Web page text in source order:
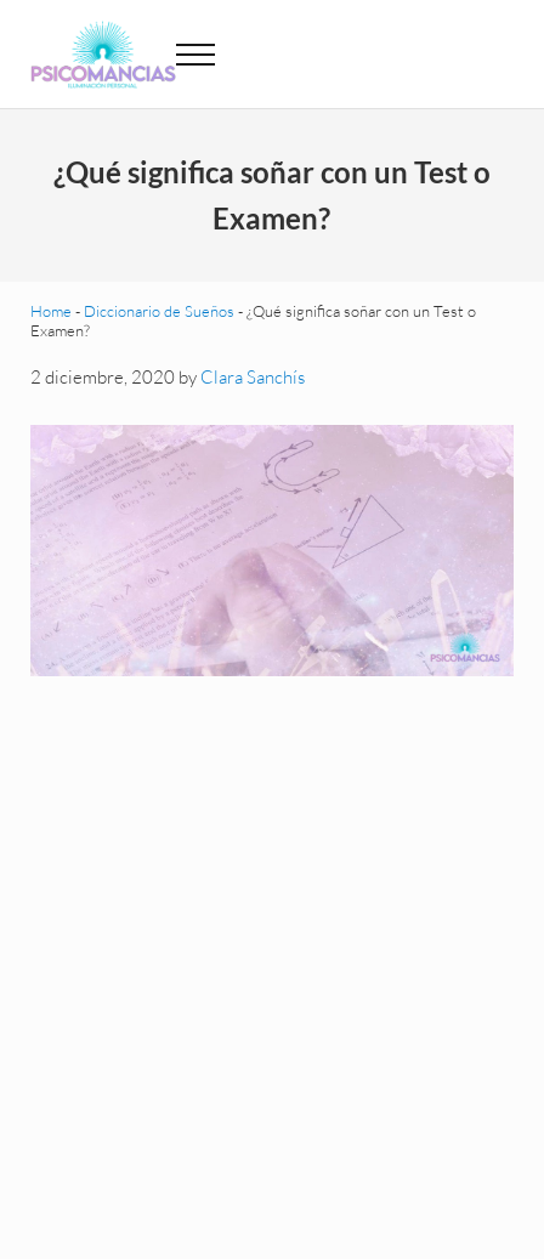
Psicomancias
Menu
¿Qué significa soñar con un Test o
Examen?
Home - Diccionario de Sueños -¿Qué significa soñar con un Test o
Examen?
2 diciembre, 2020 by Clara Sanchís